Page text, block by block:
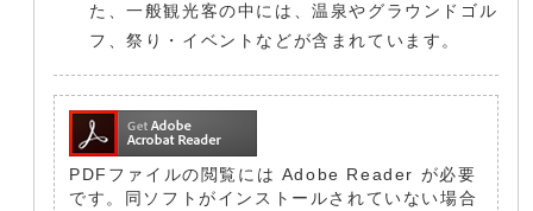
た、一般観光客の中には、温泉やグラウンドゴル
フ、祭り・イベントなどが含まれています。
PDFファイルの閲覧には Adobe Reader が必要
です。同ソフトがインストールされていない場合